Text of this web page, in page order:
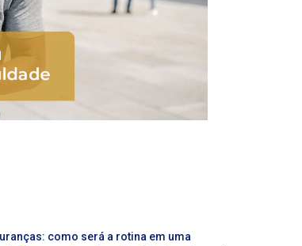
como será a rotina em uma